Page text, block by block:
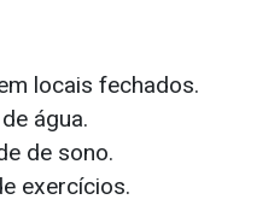
locais fechados.
água.
de sono.
exercícios.